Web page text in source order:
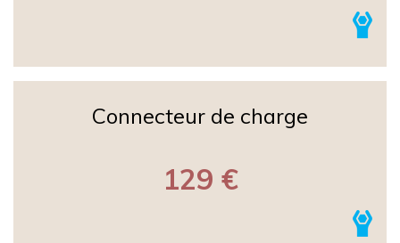
Connecteur de charge
129 €